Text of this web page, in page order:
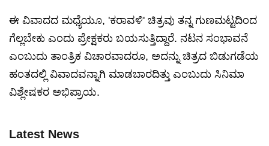
ಈ ವಿವಾದದ ಮಧ್ಯೆಯೂ, 'ಕರಾವಳಿ' ಚಿತ್ರವು ತನ್ನ ಗುಣಮಟ್ಟದಿಂದ
ಗೆಲ್ಲಬೇಕು ಎಂದು ಪ್ರೇಕ್ಷಕರು ಬಯಸುತ್ತಿದ್ದಾರೆ. ನಟನ ಸಂಭಾವನೆ
ಎಂಬುದು ತಾಂತ್ರಿಕ ವಿಚಾರವಾದರೂ, ಅದನ್ನು ಚಿತ್ರದ ಬಿಡುಗಡೆಯ
ಹಂತದಲ್ಲಿ ವಿವಾದವನ್ನಾಗಿ ಮಾಡಬಾರದಿತ್ತು ಎಂಬುದು ಸಿನಿಮಾ
ವಿಶ್ಲೇಷಕರ ಅಭಿಪ್ರಾಯ.
Latest News